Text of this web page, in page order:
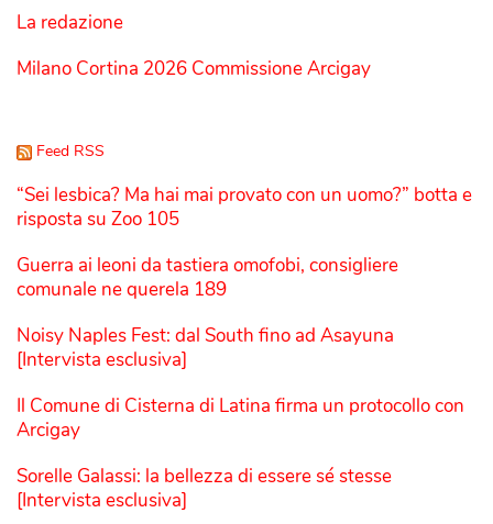
La redazione
Milano Cortina 2026 Commissione Arcigay
Feed RSS
“Sei lesbica? Ma hai mai provato con un uomo?” botta e
risposta su Zoo 105
Guerra ai leoni da tastiera omofobi, consigliere
comunale ne querela 189
Noisy Naples Fest: dal South fino ad Asayuna
[Intervista esclusiva]
Il Comune di Cisterna di Latina firma un protocollo con
Arcigay
Sorelle Galassi: la bellezza di essere sé stesse
[Intervista esclusiva]